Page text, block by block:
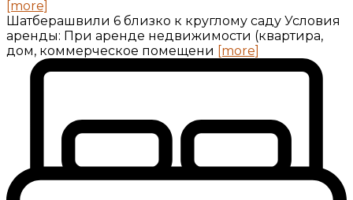
[more]
Шатберашвили 6 близко к круглому саду Условия
аренды: При аренде недвижимости (квартира,
дом, коммерческое помещени [more]